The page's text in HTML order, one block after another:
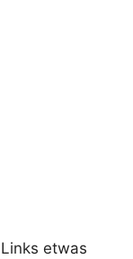
etwas